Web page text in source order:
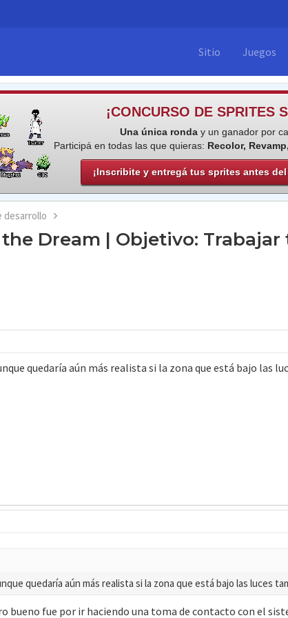
Sitio Juegos
¡CONCURSO DE SPRITES
Una única ronday un ganador por
Participá en todas las que quieras: Recolor,
¡Inscribite y entregá tus sprites antes
desarrollo
Dream | Objetivo:
quedaría aún más realista si la zona que está bajo las
quedaría aún más realista si la zona que está bajo las luces
bueno fue por ir haciendo una toma de contacto con el